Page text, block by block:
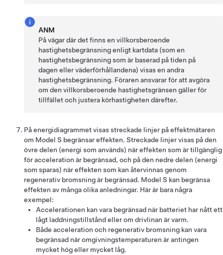
ANM
På vägar där det finns en villkorsberoende
hastighetsbegränsning enligt kartdata (som en
hastighetsbegränsning som är baserad på tiden på
dagen eller väderförhållandena) visas en andra
hastighetsbegränsning. Föraren ansvarar för att avgöra
om den villkorsberoende hastighetsgränsen gäller för
tillfället och justera körhastigheten därefter.
På energidiagrammet visas streckade linjer på effektmätaren
om Model S begränsar effekten. Streckade linjer visas på den
övre delen (energi som används) när effekten som är tillgänglig
för acceleration är begränsad, och på den nedre delen (energi
som sparas) när effekten som kan återvinnas genom
regenerativ bromsning är begränsad. Model S kan begränsa
effekten av många olika anledningar. Här är bara några
exempel:
Accelerationen kan vara begränsad när batteriet har nått ett
lågt laddningstillstånd eller om drivlinan är varm.
Både acceleration och regenerativ bromsning kan vara
begränsad när omgivningstemperaturen är antingen
mycket hög eller mycket låg.